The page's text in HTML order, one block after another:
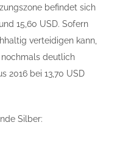
befindet sich
15,60 USD. Sofern
verteidigen kann,
deutlich
2016 bei 13,70 USD
Silber: